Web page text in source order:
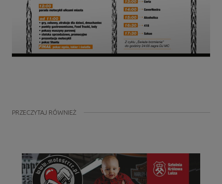
PRZECZYTAJ RÓWNIEŻ